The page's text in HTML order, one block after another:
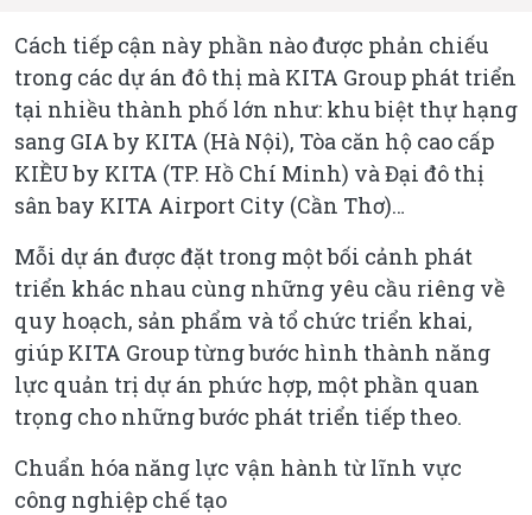
Cách tiếp cận này phần nào được phản chiếu
trong các dự án đô thị mà KITA Group phát triển
tại nhiều thành phố lớn như: khu biệt thự hạng
sang GIA by KITA (Hà Nội), Tòa căn hộ cao cấp
KIỀU by KITA (TP. Hồ Chí Minh) và Đại đô thị
sân bay KITA Airport City (Cần Thơ)…
Mỗi dự án được đặt trong một bối cảnh phát
triển khác nhau cùng những yêu cầu riêng về
quy hoạch, sản phẩm và tổ chức triển khai,
giúp KITA Group từng bước hình thành năng
lực quản trị dự án phức hợp, một phần quan
trọng cho những bước phát triển tiếp theo.
Chuẩn hóa năng lực vận hành từ lĩnh vực
công nghiệp chế tạo